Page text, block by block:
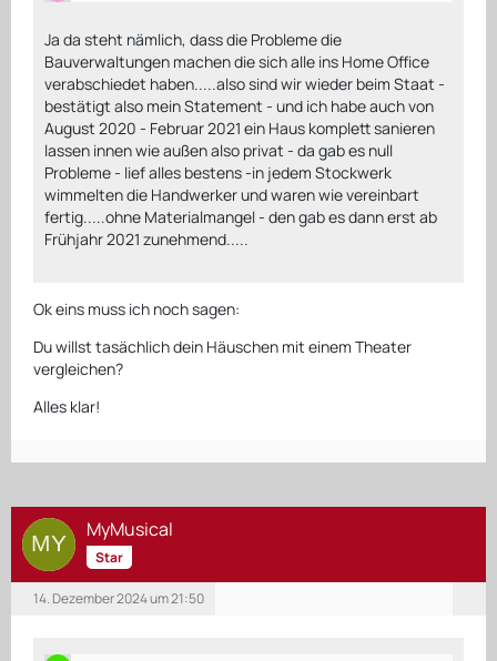
Ja da steht nämlich, dass die Probleme die
Bauverwaltungen machen die sich alle ins Home Office
verabschiedet haben.....also sind wir wieder beim Staat -
bestätigt also mein Statement - und ich habe auch von
August 2020 - Februar 2021 ein Haus komplett sanieren
lassen innen wie außen also privat - da gab es null
Probleme - lief alles bestens -in jedem Stockwerk
wimmelten die Handwerker und waren wie vereinbart
fertig.....ohne Materialmangel - den gab es dann erst ab
Frühjahr 2021 zunehmend.....
Ok eins muss ich noch sagen:
Du willst tasächlich dein Häuschen mit einem Theater
vergleichen?
Alles klar!
MyMusical
Star
14. Dezember 2024 um 21:50